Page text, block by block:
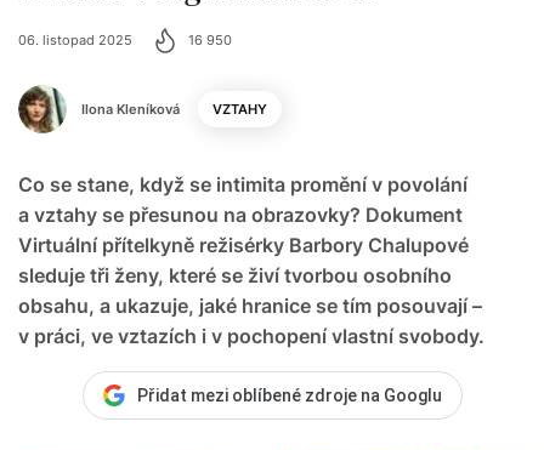
Ilona Kleníková
06. listopad 2025 16 950
VZTAHY
Co se stane, když se intimita promění v povolání
a vztahy se přesunou na obrazovky? Dokument
Virtuální přítelkyně režisérky Barbory Chalupové
sleduje tři ženy, které se živí tvorbou osobního
obsahu, a ukazuje, jaké hranice se tím posouvají –
v práci, ve vztazích i v pochopení vlastní svobody.
Přidat mezi oblíbené zdroje na Googlu